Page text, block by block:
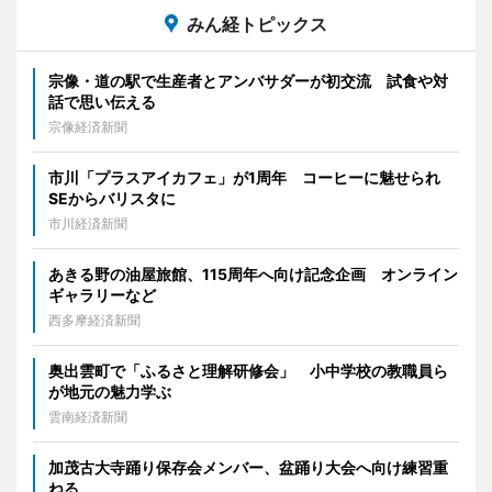
みん経トピックス
宗像・道の駅で生産者とアンバサダーが初交流 試食や対
話で思い伝える
宗像経済新聞
市川「プラスアイカフェ」が1周年 コーヒーに魅せられ
SEからバリスタに
市川経済新聞
あきる野の油屋旅館、115周年へ向け記念企画 オンライン
ギャラリーなど
西多摩経済新聞
奥出雲町で「ふるさと理解研修会」 小中学校の教職員ら
が地元の魅力学ぶ
雲南経済新聞
加茂古大寺踊り保存会メンバー、盆踊り大会へ向け練習重